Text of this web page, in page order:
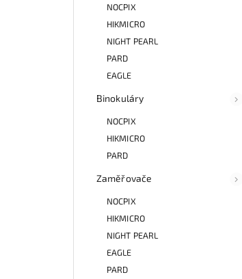
NOCPIX
HIKMICRO
NIGHT PEARL
PARD
EAGLE
Binokuláry
NOCPIX
HIKMICRO
PARD
Zaměřovače
NOCPIX
HIKMICRO
NIGHT PEARL
EAGLE
PARD